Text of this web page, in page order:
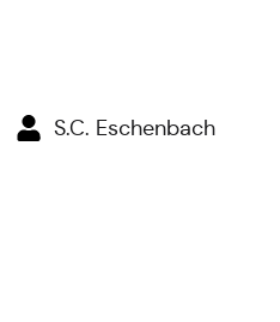
S.C. Eschenbach